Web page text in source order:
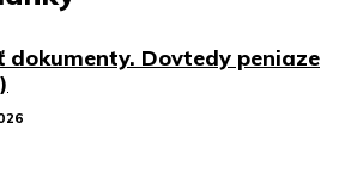
dokumenty. Dovtedy peniaze